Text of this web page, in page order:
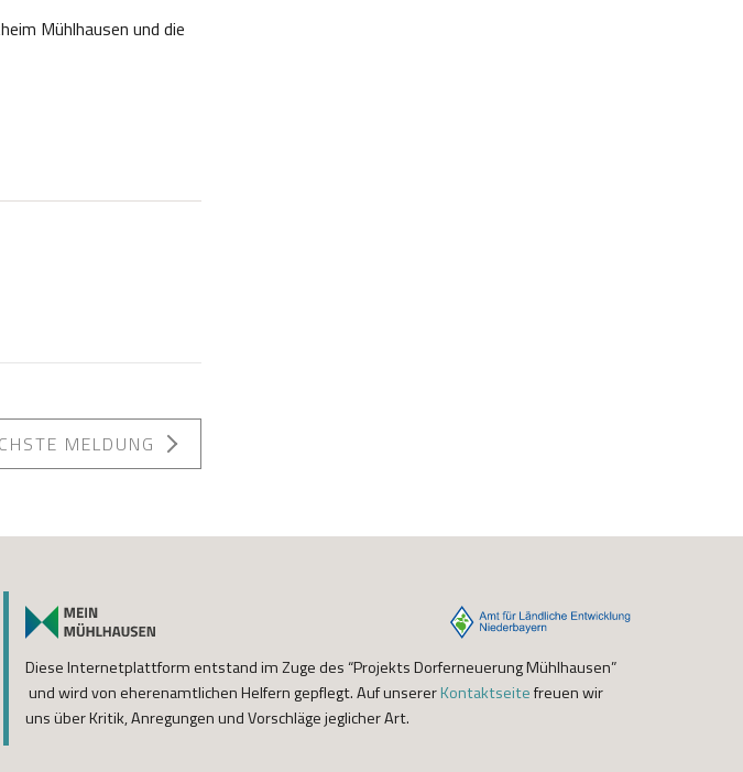
Mühlhausen und die
MELDUNG
Diese Internetplattform entstand im Zuge des “Projekts Dorferneuerung Mühlhausen”
und wird von eherenamtlichen Helfern gepflegt. Auf unsererKontaktseitefreuen wir
uns über Kritik, Anregungen und Vorschläge jeglicher Art.